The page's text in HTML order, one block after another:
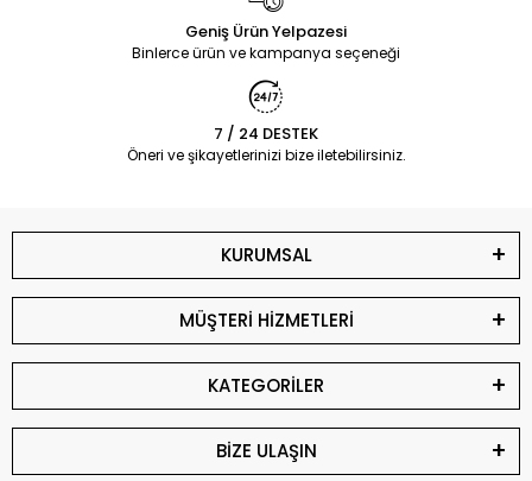
Geniş Ürün Yelpazesi
Binlerce ürün ve kampanya seçeneği
7 / 24 DESTEK
Öneri ve şikayetlerinizi bize iletebilirsiniz.
KURUMSAL
MÜŞTERİ HİZMETLERİ
KATEGORİLER
BİZE ULAŞIN